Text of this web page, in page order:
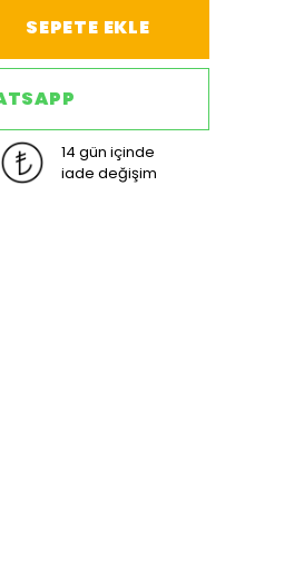
SEPETE EKLE
14 gün içinde
iade değişim